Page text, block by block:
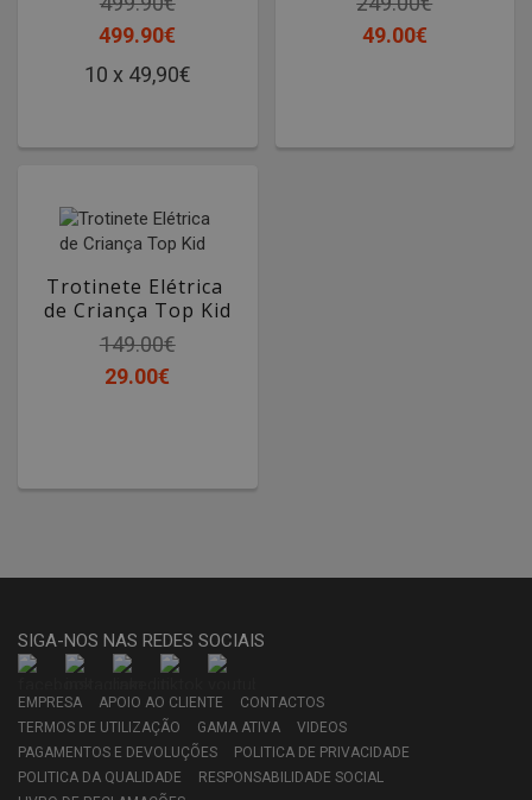
499.90€
10 x 49,90€
49.00€
Trotinete Elétrica
de Criança Top Kid
149.00€
29.00€
SIGA-NOS NAS REDES SOCIAIS
EMPRESA APOIO AO CLIENTE
CONTACTOS
TERMOS DE UTILIZAÇÃO
GAMA ATIVA
VIDEOS
PAGAMENTOS E DEVOLUÇÕES
POLITICA DE PRIVACIDADE
POLITICA DA QUALIDADE
RESPONSABILIDADE SOCIAL